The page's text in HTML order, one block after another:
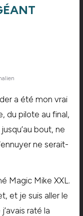
a été mon vrai
du pilote au final,
bout, ne
ne serait-
Magic Mike XXL.
et je suis aller le
raté la